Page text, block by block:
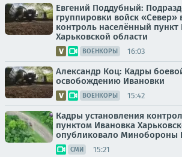
Евгений Поддубный:
группировки войск «Север»
контроль населённый пункт
Харьковской области
ВОЕНКОРЫ 16:03
Александр Коц: Кадры
освобождению Ивановки
ВОЕНКОРЫ 15:42
Кадры установления
пунктом Ивановка
опубликовало Минобороны
СМИ 15:21